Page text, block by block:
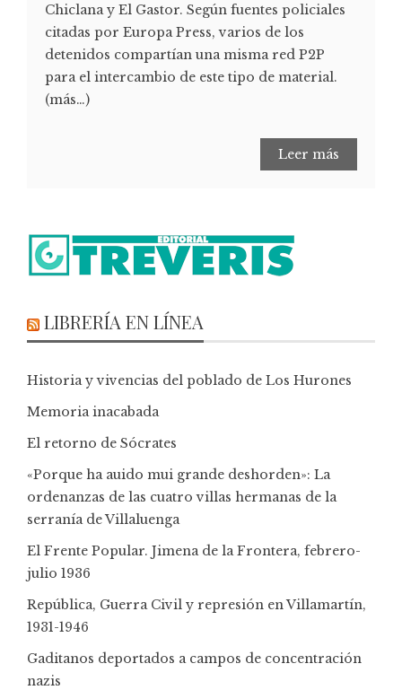
Chiclana y El Gastor. Según fuentes policiales
citadas por Europa Press, varios de los
detenidos compartían una misma red P2P
para el intercambio de este tipo de material.
(más…)
Leer más
LIBRERÍA EN LÍNEA
Historia y vivencias del poblado de Los Hurones
Memoria inacabada
El retorno de Sócrates
«Porque ha auido mui grande deshorden»: La
ordenanzas de las cuatro villas hermanas de la
serranía de Villaluenga
El Frente Popular. Jimena de la Frontera, febrero-
julio 1936
República, Guerra Civil y represión en Villamartín,
1931-1946
Gaditanos deportados a campos de concentración
nazis